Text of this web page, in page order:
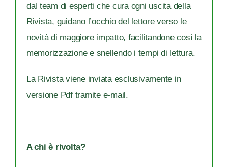
dal team di esperti che cura ogni uscita della
Rivista, guidano l’occhio del lettore verso le
novità di maggiore impatto, facilitandone così la
memorizzazione e snellendo i tempi di lettura.
La Rivista viene inviata esclusivamente in
versione Pdf tramite e-mail.
A chi è rivolta?